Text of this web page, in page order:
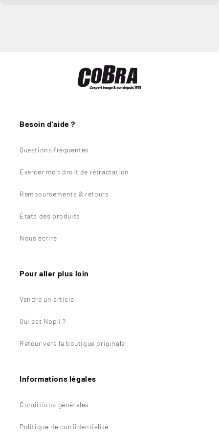
Besoin d'aide ?
Questions fréquentes
Exercer mon droit de rétractation
Remboursements & retours
États des produits
Nous écrire
Pour aller plus loin
Vendre un article
Qui est Nopli ?
Retour vers la boutique originale
Informations légales
Conditions générales
Politique de confidentialité